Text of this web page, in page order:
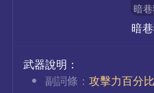
暗
暗
武器說明：
副詞條：攻擊力百分比